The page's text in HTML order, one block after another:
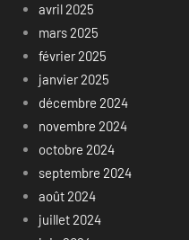
avril 2025
mars 2025
février 2025
janvier 2025
décembre 2024
novembre 2024
octobre 2024
septembre 2024
août 2024
juillet 2024